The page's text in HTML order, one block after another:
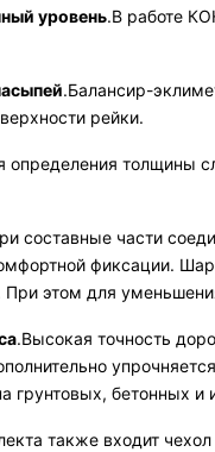
уровень.В работе
.Балансир-
рейки.
определения толщины
составные части
фиксации.
этом для
.Высокая точность
грунтовых, бетонных
также входит